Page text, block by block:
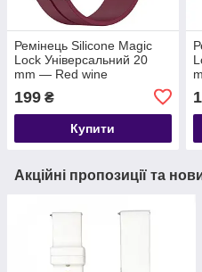
Ремінець Silicone Magic
Lock Універсальний 20
mm — Red wine
199 ₴
Купити
Акційні пропозиції та